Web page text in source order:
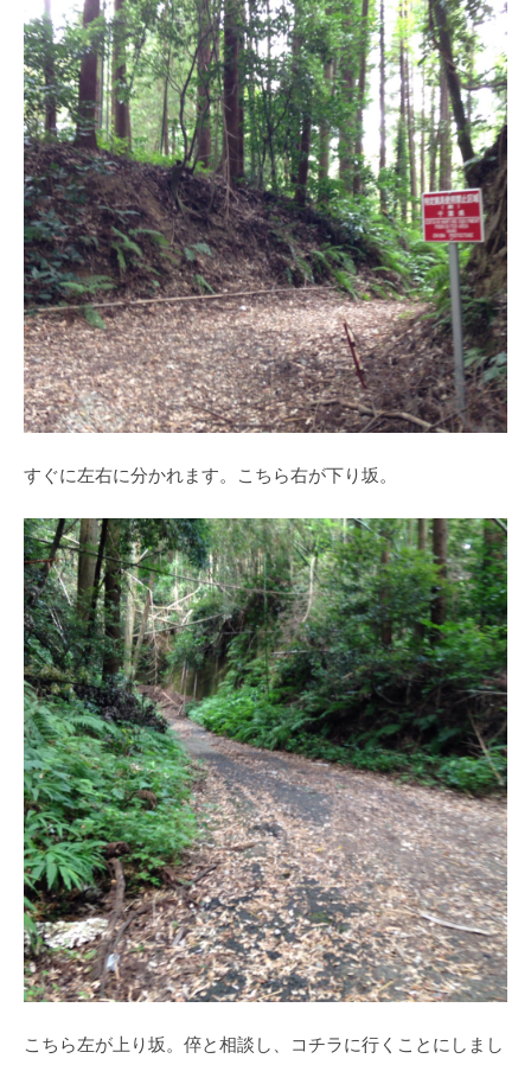
すぐに左右に分かれます。こちら右が下り坂。
こちら左が上り坂。倅と相談し、コチラに行くことにしまし